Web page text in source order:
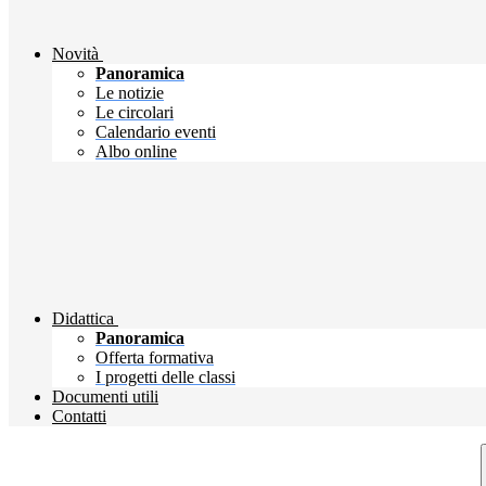
Novità
Panoramica
Le notizie
Le circolari
Calendario eventi
Albo online
Didattica
Panoramica
Offerta formativa
I progetti delle classi
Documenti utili
Contatti